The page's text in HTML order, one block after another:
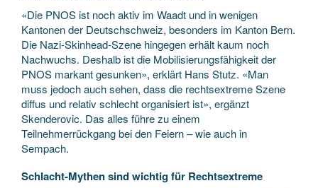
«Die PNOS ist noch aktiv im Waadt und in wenigen
Kantonen der Deutschschweiz, besonders im Kanton Bern.
Die Nazi-Skinhead-Szene hingegen erhält kaum noch
Nachwuchs. Deshalb ist die Mobilisierungsfähigkeit der
PNOS markant gesunken», erklärt Hans Stutz. «Man
muss jedoch auch sehen, dass die rechtsextreme Szene
diffus und relativ schlecht organisiert ist», ergänzt
Skenderovic. Das alles führe zu einem
Teilnehmerrückgang bei den Feiern – wie auch in
Sempach.
Schlacht-Mythen sind wichtig für Rechtsextreme